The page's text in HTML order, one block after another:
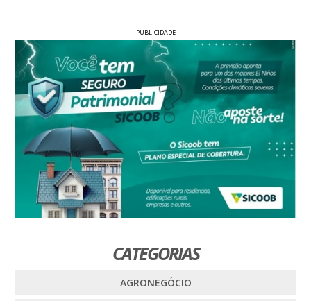
PUBLICIDADE
CATEGORIAS
AGRONEGÓCIO